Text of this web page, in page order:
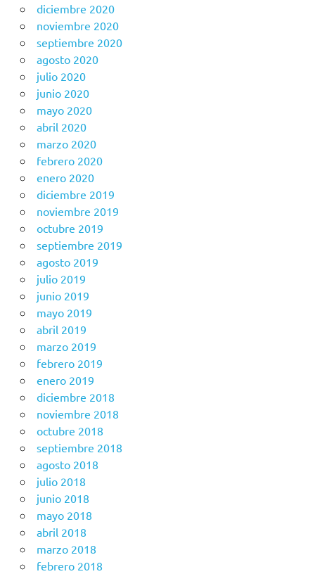
diciembre 2020
noviembre 2020
septiembre 2020
agosto 2020
julio 2020
junio 2020
mayo 2020
abril 2020
marzo 2020
febrero 2020
enero 2020
diciembre 2019
noviembre 2019
octubre 2019
septiembre 2019
agosto 2019
julio 2019
junio 2019
mayo 2019
abril 2019
marzo 2019
febrero 2019
enero 2019
diciembre 2018
noviembre 2018
octubre 2018
septiembre 2018
agosto 2018
julio 2018
junio 2018
mayo 2018
abril 2018
marzo 2018
febrero 2018